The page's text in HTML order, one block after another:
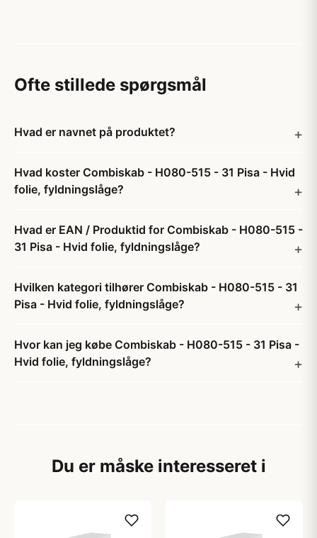
Ofte stillede spørgsmål
Hvad er navnet på produktet?
Hvad koster Combiskab - H080-515 - 31 Pisa - Hvid
folie, fyldningslåge?
Hvad er EAN / Produktid for Combiskab - H080-515 -
31 Pisa - Hvid folie, fyldningslåge?
Hvilken kategori tilhører Combiskab - H080-515 - 31
Pisa - Hvid folie, fyldningslåge?
Hvor kan jeg købe Combiskab - H080-515 - 31 Pisa -
Hvid folie, fyldningslåge?
Du er måske interesseret i